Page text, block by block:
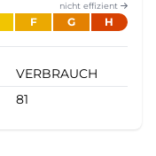
nicht effizient
F G H
VERBRAUCH
81